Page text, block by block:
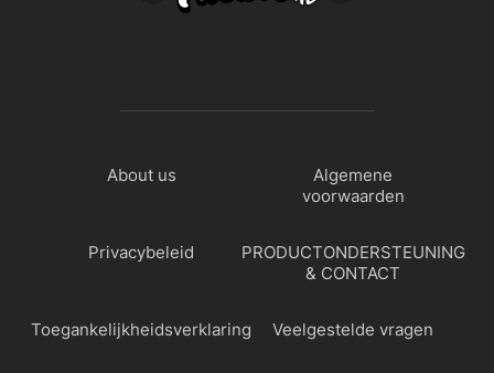
About us
Algemene
voorwaarden
Privacybeleid
PRODUCTONDERSTEUNING
& CONTACT
Toegankelijkheidsverklaring Veelgestelde vragen